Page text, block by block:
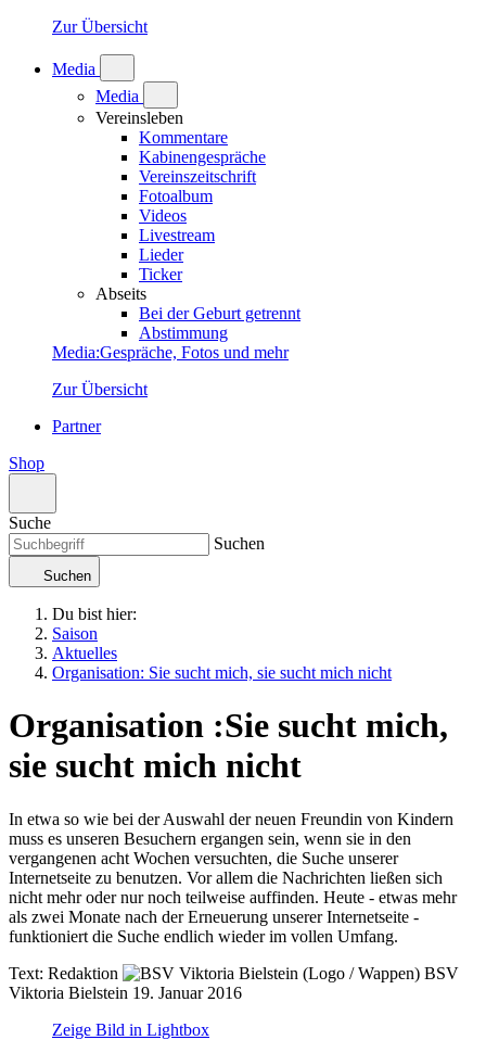
Zur Übersicht
Media
Media
Vereinsleben
Kommentare
Kabinengespräche
Vereinszeitschrift
Fotoalbum
Videos
Livestream
Lieder
Ticker
Abseits
Bei der Geburt getrennt
Abstimmung
Media:Gespräche, Fotos und mehr
Zur Übersicht
Partner
Shop
Suche
Suchen
Suchen
Du bist hier:
Saison
Aktuelles
Organisation: Sie sucht mich, sie sucht mich nicht
Organisation :Sie sucht mich,
sie sucht mich nicht
In etwa so wie bei der Auswahl der neuen Freundin von Kindern
muss es unseren Besuchern ergangen sein, wenn sie in den
vergangenen acht Wochen versuchten, die Suche unserer
Internetseite zu benutzen. Vor allem die Nachrichten ließen sich
nicht mehr oder nur noch teilweise auffinden. Heute - etwas mehr
als zwei Monate nach der Erneuerung unserer Internetseite -
funktioniert die Suche endlich wieder im vollen Umfang.
Text: Redaktion
BSV
Viktoria Bielstein 19. Januar 2016
Zeige Bild in Lightbox